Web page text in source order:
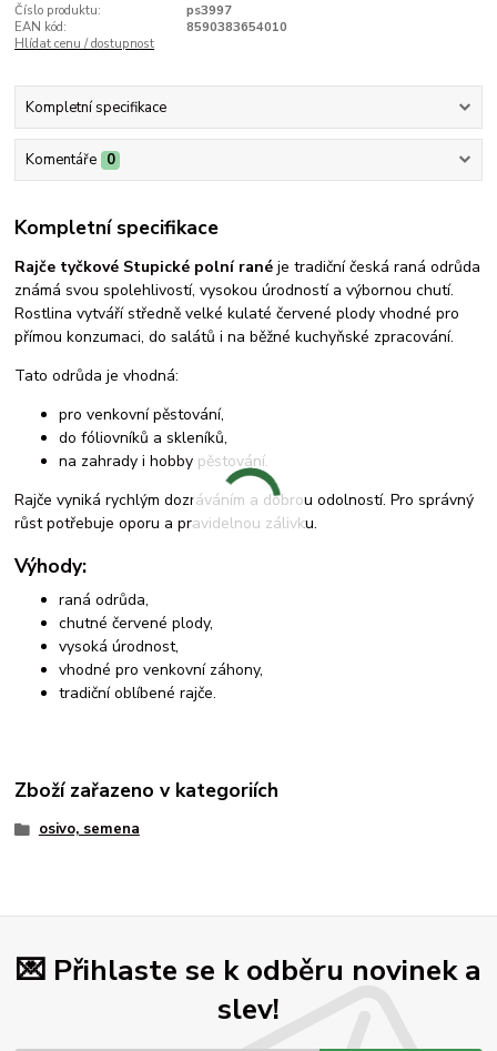
Číslo produktu:
ps3997
EAN kód:
8590383654010
Hlídat cenu / dostupnost
Kompletní specifikace
Komentáře 0
Kompletní specifikace
Rajče tyčkové Stupické polní rané je tradiční česká raná odrůda
známá svou spolehlivostí, vysokou úrodností a výbornou chutí.
Rostlina vytváří středně velké kulaté červené plody vhodné pro
přímou konzumaci, do salátů i na běžné kuchyňské zpracování.
Tato odrůda je vhodná:
pro venkovní pěstování,
do fóliovníků a skleníků,
na zahrady i hobby pěstování.
Rajče vyniká rychlým dozráváním a dobrou odolností. Pro správný
růst potřebuje oporu a pravidelnou zálivku.
Výhody:
raná odrůda,
chutné červené plody,
vysoká úrodnost,
vhodné pro venkovní záhony,
tradiční oblíbené rajče.
Zboží zařazeno v kategoriích
osivo, semena
💌 Přihlaste se k odběru novinek a
slev!